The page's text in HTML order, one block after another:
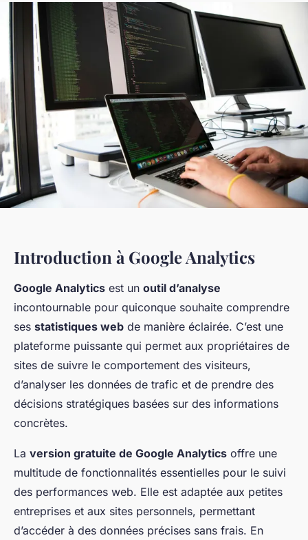
Introduction à Google Analytics
Google Analytics est un outil d’analyse
incontournable pour quiconque souhaite comprendre
ses statistiques web de manière éclairée. C’est une
plateforme puissante qui permet aux propriétaires de
sites de suivre le comportement des visiteurs,
d’analyser les données de trafic et de prendre des
décisions stratégiques basées sur des informations
concrètes.
La version gratuite de Google Analytics offre une
multitude de fonctionnalités essentielles pour le suivi
des performances web. Elle est adaptée aux petites
entreprises et aux sites personnels, permettant
d’accéder à des données précises sans frais. En